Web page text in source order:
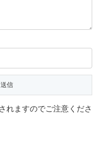
れますのでご注意くださ